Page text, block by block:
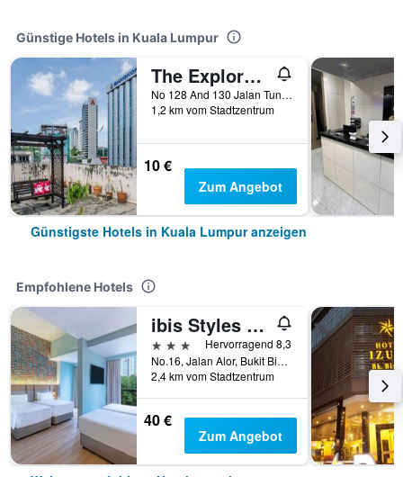
Günstige Hotels in Kuala Lumpur
The Explorers Guesthouse and Hostel
No 128 And 130 Jalan Tun H.s Lee, Kuala Lumpur, Malaysia
1,2 km vom Stadtzentrum
10 €
Zum Angebot
Günstigste Hotels in Kuala Lumpur anzeigen
Empfohlene Hotels
ibis Styles Kuala Lumpur Bukit Bintang
3 Sterne
Hervorragend 8,3
No.16, Jalan Alor, Bukit Bintang, Kuala Lumpur, Malaysia
2,4 km vom Stadtzentrum
40 €
Zum Angebot